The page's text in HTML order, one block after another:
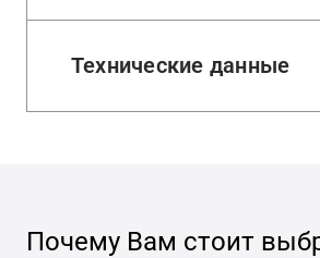
Технические данные
Почему Вам стоит